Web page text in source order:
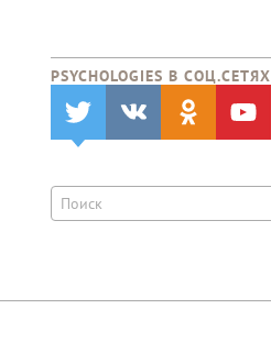
PSYCHOLOGIES В CОЦ.СЕТЯХ